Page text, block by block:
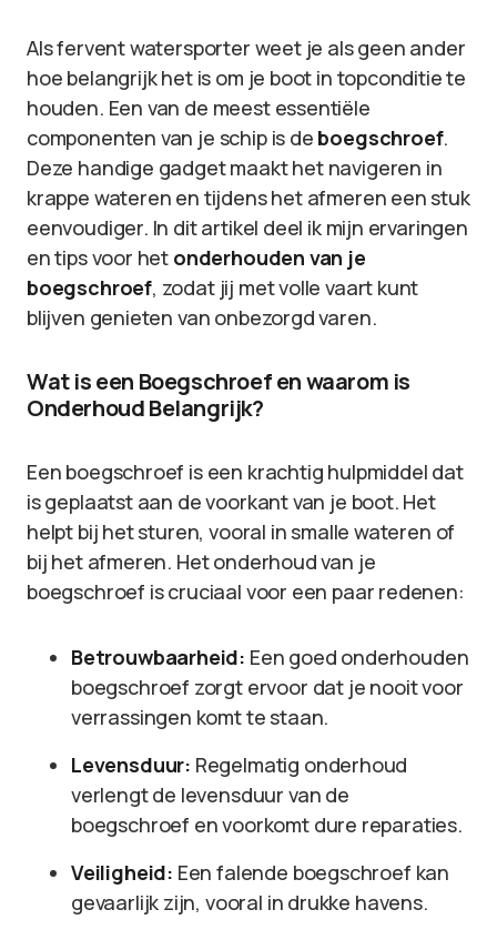
Als fervent watersporter weet je als geen ander
hoe belangrijk het is om je boot in topconditie te
houden. Een van de meest essentiële
componenten van je schip is de boegschroef.
Deze handige gadget maakt het navigeren in
krappe wateren en tijdens het afmeren een stuk
eenvoudiger. In dit artikel deel ik mijn ervaringen
en tips voor het onderhouden van je
boegschroef, zodat jij met volle vaart kunt
blijven genieten van onbezorgd varen.
Wat is een Boegschroef en waarom is
Onderhoud Belangrijk?
Een boegschroef is een krachtig hulpmiddel dat
is geplaatst aan de voorkant van je boot. Het
helpt bij het sturen, vooral in smalle wateren of
bij het afmeren. Het onderhoud van je
boegschroef is cruciaal voor een paar redenen:
Betrouwbaarheid: Een goed onderhouden
boegschroef zorgt ervoor dat je nooit voor
verrassingen komt te staan.
Levensduur: Regelmatig onderhoud
verlengt de levensduur van de
boegschroef en voorkomt dure reparaties.
Veiligheid: Een falende boegschroef kan
gevaarlijk zijn, vooral in drukke havens.